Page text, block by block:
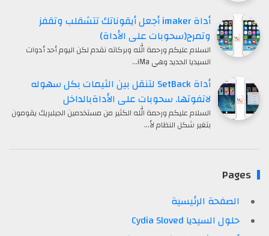
أداة imaker أجعل أيقوناتك تتشقلب وتقفز
وتمرح(سحوبات على الأداة)
السلام عليكم ورحمة الله وبركاته نقدم لكن اليوم أحد أدوات
السيديا الجديد وهي iMa…
أداة SetBack لتنقل بين الثيمات بكل سهوله
لاتفوتها. سحوبات على الأداةبالداخل
السلام عليكم ورحمة الله الكثير من مستخدمين الجيلبريك يقومون
بتغير شكل النظام لأ…
Pages
الصفحة الرئيسية
حلول السيديا Cydia Sloved